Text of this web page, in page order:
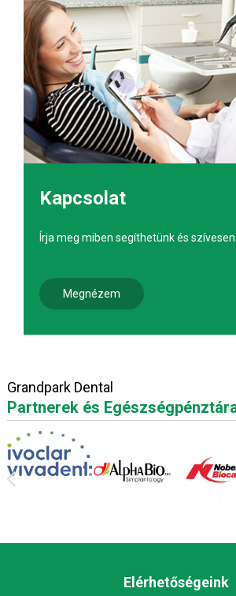
Kapcsolat
Írja meg miben segíthetünk és
Megnézem
Grandpark Dental
Partnerek és
Elérhetőségeink